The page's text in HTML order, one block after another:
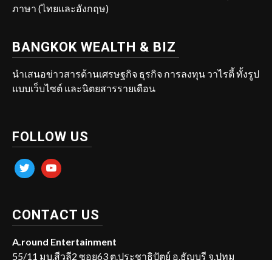
ภาษา (ไทยและอังกฤษ)
BANGKOK WEALTH & BIZ
นำเสนอข่าวสารด้านเศรษฐกิจ ธุรกิจ การลงทุน วาไรตี้ ทั้งรูป
แบบเว็บไซต์ และนิตยสารรายเดือน
FOLLOW US
twitter youtube
CONTACT US
A.round Entertainment
55/11 มบ.สีวลี2 ซอย63 ต.ประชาธิปัตย์ อ.ธัญบุรี จ.ปทุม